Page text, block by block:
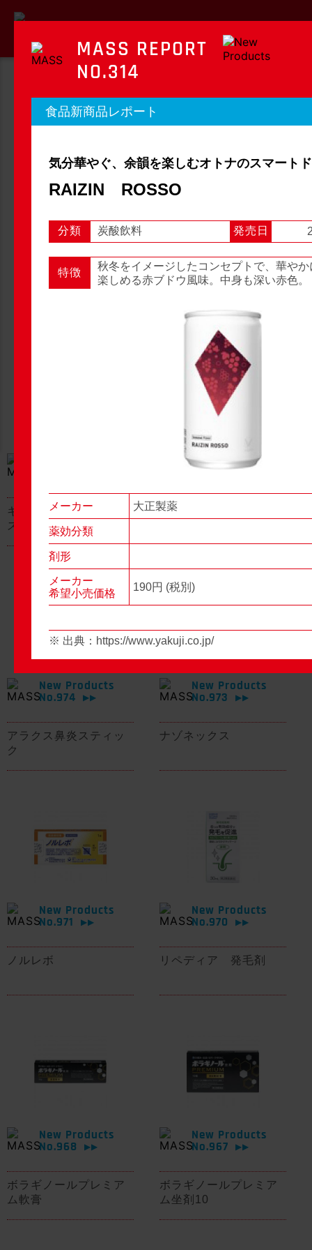
MASS REPORT
マスレポート
OTC新商品レポート 店頭観察レポート
OTC新商品レポート 店頭観察
3 54
キャベジンコーワαプラ
ス顆粒
New Products
No.976
グロンサン用刃棒
New Products
No.974
▶▶
アラクス鼻炎スティッ
ク
New Products
No.973
▶▶
ナゾネックス
New Products
No.971
▶▶
ノルレボ
New Products
No.970
▶▶
リペディア 発毛剤
New Products
No.968
▶▶
ボラギノールプレミア
ム軟膏
New Products
No.967
▶▶
ボラギノールプレミア
ム坐剤10
MASS REPORT
NO.314
食品新商品レポート
気分華やぐ、余韻を楽しむオトナのスマート
RAIZIN ROSSO
分類 炭酸飲料 発売日
特徴
秋冬をイメージしたコンセプトで、華や
楽しめる赤ブドウ風味。中身も深い赤色。
メーカー 大正製薬
薬効分類
剤形
メーカー
希望小売価格
190円 (税別)
※ 出典： https://www.yakuji.co.jp/